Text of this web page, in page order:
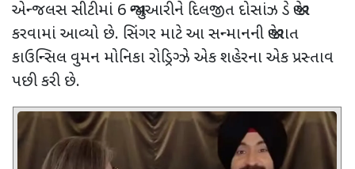
એન્જલસ સીટીમાં 6જાન્યુઆરીને દિલજીત દોસાંઝ ડે જાહેર
કરવામાં આવ્યો છે. સિંગર માટે આ સન્માનની જાહેરાત
કાઉન્સિલ વુમન મોનિકા રોડ્રિગ્ઝે એક શહેરના એક પ્રસ્તાવ
પછી કરી છે.